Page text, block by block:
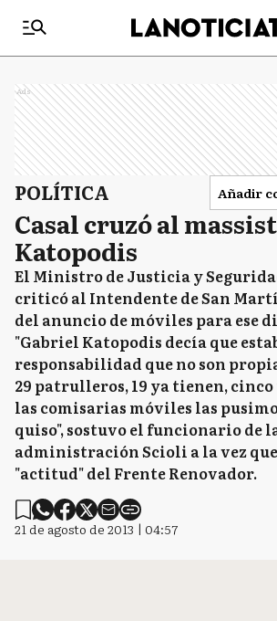
Ads
POLÍTICA Añadir
Casal cruzó al
Katopodis
El Ministro de Justicia y
criticó al Intendente de San
del anuncio de móviles para ese
"Gabriel Katopodis decía que
responsabilidad que no son
29 patrulleros, 19 ya tienen,
las comisarias móviles las
quiso", sostuvo el funcionario de
administración Scioli a la vez
"actitud" del Frente Renovador.
21 de agosto de 2013 | 04:57